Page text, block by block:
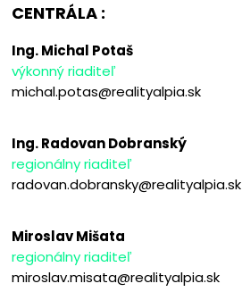
CENTRÁLA :
Ing. Michal Potaš
výkonný riaditeľ
michal.potas@realityalpia.sk
Ing. Radovan Dobranský
regionálny riaditeľ
radovan.dobransky@realityalpia.sk
Miroslav Mišata
regionálny riaditeľ
miroslav.misata@realityalpia.sk